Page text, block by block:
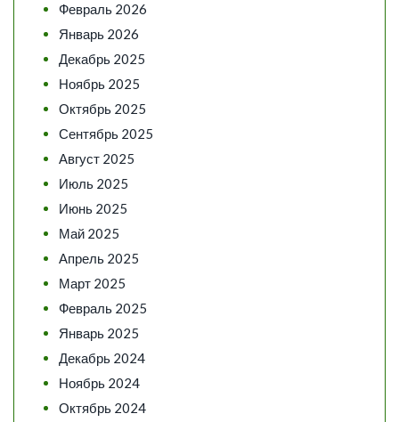
Февраль 2026
Январь 2026
Декабрь 2025
Ноябрь 2025
Октябрь 2025
Сентябрь 2025
Август 2025
Июль 2025
Июнь 2025
Май 2025
Апрель 2025
Март 2025
Февраль 2025
Январь 2025
Декабрь 2024
Ноябрь 2024
Октябрь 2024